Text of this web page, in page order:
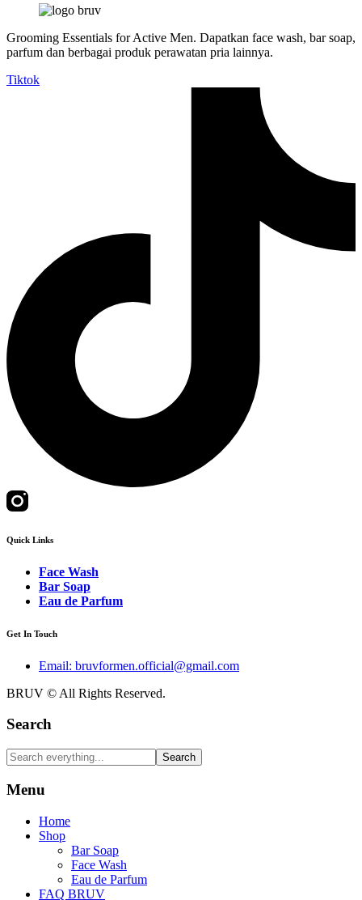
Grooming Essentials for Active Men. Dapatkan face wash, bar soap,
parfum dan berbagai produk perawatan pria lainnya.
Tiktok
Quick Links
Face Wash
Bar Soap
Eau de Parfum
Get In Touch
Email: bruvformen.official@gmail.com
BRUV © All Rights Reserved.
Search
Search
Menu
Home
Shop
Bar Soap
Face Wash
Eau de Parfum
FAQ BRUV